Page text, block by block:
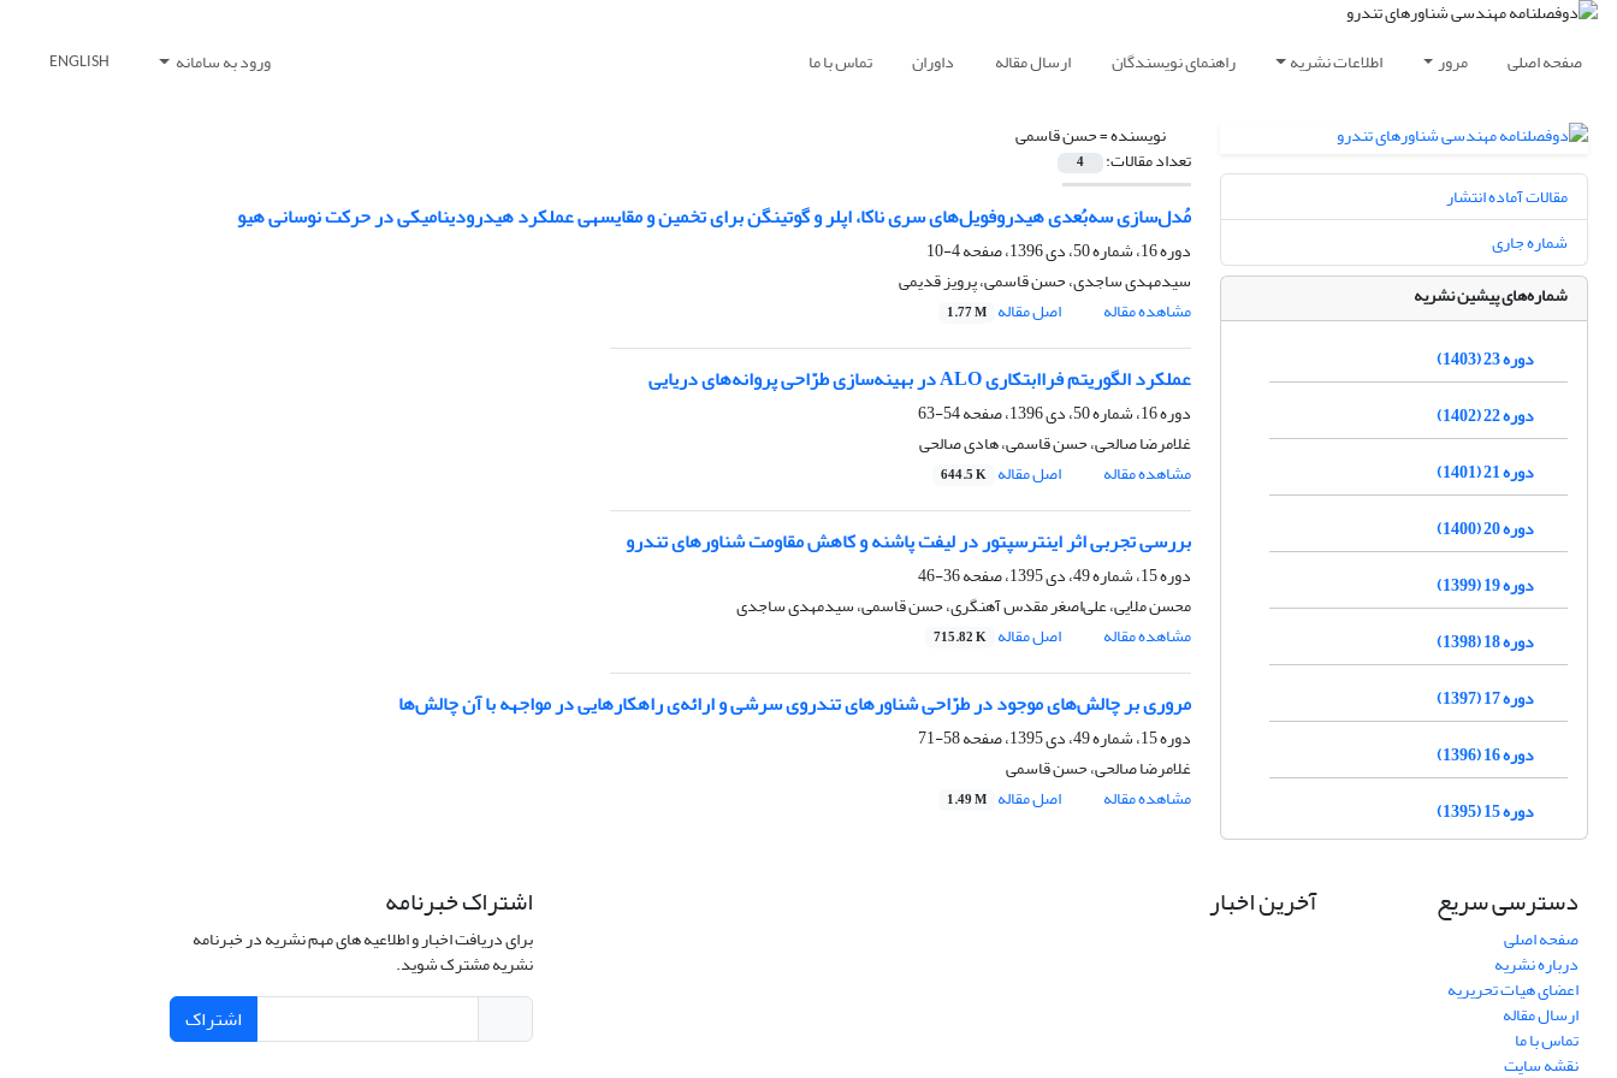
صفحه اصلی مرور اطلاعات نشریه راهنمای نویسندگان ارسال مقاله داوران تماس با ما ورود به سامانه ENGLISH
نویسنده =حسن قاسمی
تعداد مقالات: 4
مُدل‌سازی سه‌بُعدی هیدروفویل‌های سری ناکا، اپلر و گوتینگن برای تخمین و مقایسه‎ی عملکرد هیدرودینامیکی در حرکت نوسانی هیو
دوره 16، شماره 50، دی 1396، صفحه
4-10
سیدمهدی ساجدی، حسن قاسمی، پرویز قدیمی
مشاهده مقاله
اصل مقاله 1.77 M
عملکرد الگوریتم فراابتکاری ALO در بهینه‌سازی طرّاحی پروانه‌های دریایی
دوره 16، شماره 50، دی 1396، صفحه
54-63
غلامرضا صالحی، حسن قاسمی، هادی صالحی
مشاهده مقاله
اصل مقاله 644.5 K
بررسی تجربی اثر اینترسپتور در لیفت پاشنه و کاهش مقاومت شناورهای تندرو
دوره 15، شماره 49، دی 1395، صفحه
36-46
محسن ملایی، علی‌اصغر مقدس آهنگری، حسن قاسمی، سیدمهدی ساجدی
مشاهده مقاله
اصل مقاله 715.82 K
مروری بر چالش‌های موجود در طرّاحی شناورهای تندروی سرشی و ارائه‌ی راهکارهایی در مواجهه با آن چالش‌ها
دوره 15، شماره 49، دی 1395، صفحه
58-71
غلامرضا صالحی، حسن قاسمی
مشاهده مقاله
اصل مقاله 1.49 M
مقالات آماده انتشار
شماره جاری
شماره‌های پیشین نشریه
دوره 23 (1403)
دوره 22 (1402)
دوره 21 (1401)
دوره 20 (1400)
دوره 19 (1399)
دوره 18 (1398)
دوره 17 (1397)
دوره 16 (1396)
دوره 15 (1395)
دسترسی سریع
صفحه اصلی
درباره نشریه
اعضای هیات تحریریه
ارسال مقاله
تماس با ما
نقشه سایت
آخرین اخبار اشتراک خبرنامه
برای دریافت اخبار و اطلاعیه های مهم نشریه در خبرنامه
نشریه مشترک شوید.
اشتراک